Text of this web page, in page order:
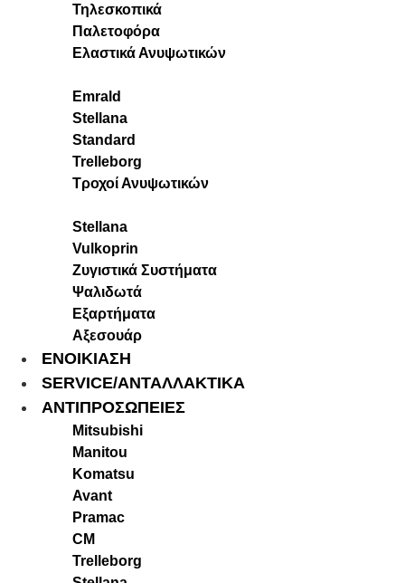
Τηλεσκοπικά
Παλετοφόρα
Ελαστικά Ανυψωτικών
Emrald
Stellana
Standard
Trelleborg
Τροχοί Ανυψωτικών
Stellana
Vulkoprin
Ζυγιστικά Συστήματα
Ψαλιδωτά
Εξαρτήματα
Αξεσουάρ
ΕΝΟΙΚΙΑΣΗ
SERVICE/ΑΝΤΑΛΛΑΚΤΙΚΑ
ΑΝΤΙΠΡΟΣΩΠΕΙΕΣ
Mitsubishi
Manitou
Komatsu
Avant
Pramac
CM
Trelleborg